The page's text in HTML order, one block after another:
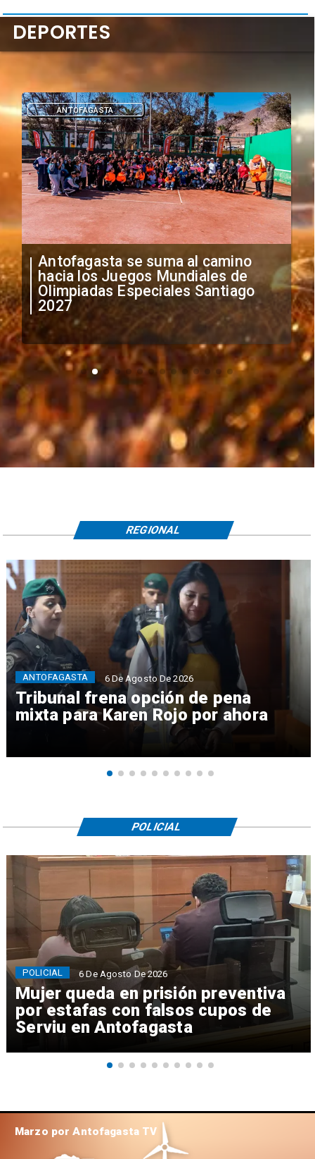
"Falta de profesionalismo": Sifup
anuncia medidas por situación
irregular de futbolistas
extranjeros
DEPORTES
DEPORTES
Tribunal frena opción de pena
mixta para Karen Rojo por ahora
ANTOFAGASTA 6 De Agosto De 2026
REGIONAL
Mujer queda en prisión preventiva
por estafas con falsos cupos de
Serviu en Antofagasta
POLICIAL 6 De Agosto De 2026
POLICIAL
Marzo por Antofagasta TV